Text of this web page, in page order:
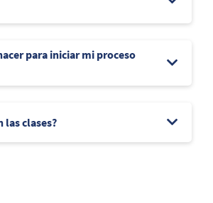
para iniciar mi proceso
las clases?